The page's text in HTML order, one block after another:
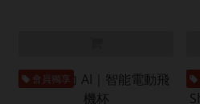
會員獨享